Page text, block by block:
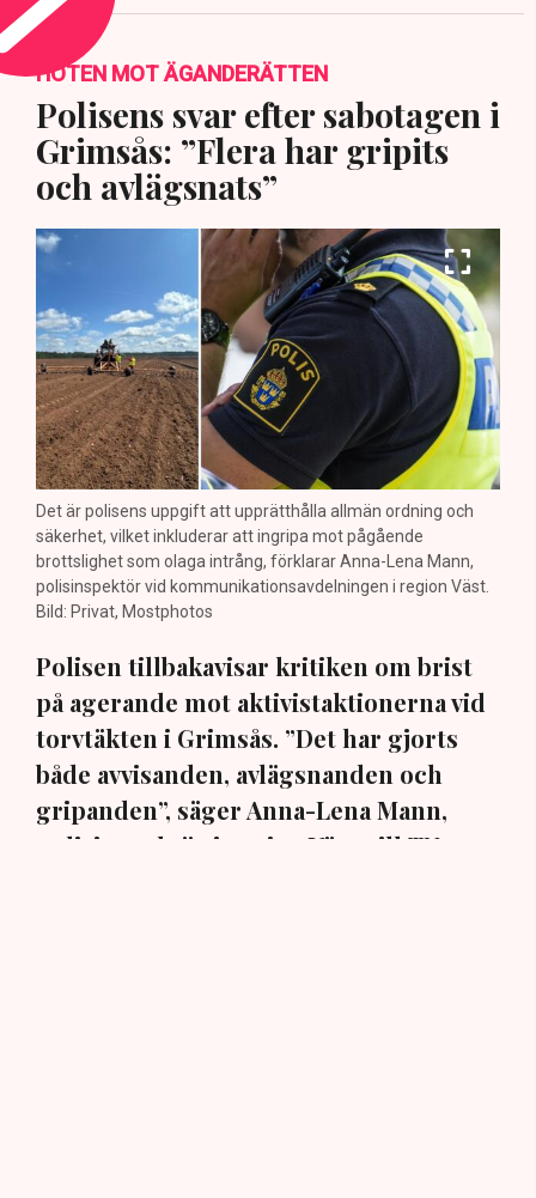
HOTEN MOT ÄGANDERÄTTEN
Polisens svar efter sabotagen i
Grimsås: ”Flera har gripits
och avlägsnats”
Det är polisens uppgift att upprätthålla allmän ordning och
säkerhet, vilket inkluderar att ingripa mot pågående
brottslighet som olaga intrång, förklarar Anna-Lena Mann,
polisinspektör vid kommunikationsavdelningen i region Väst.
Bild: Privat, Mostphotos
Polisen tillbakavisar kritiken om brist
på agerande mot aktivistaktionerna vid
torvtäkten i Grimsås. ”Det har gjorts
både avvisanden, avlägsnanden och
gripanden”, säger Anna-Lena Mann,
polisinspektör i region Väst, till TN.